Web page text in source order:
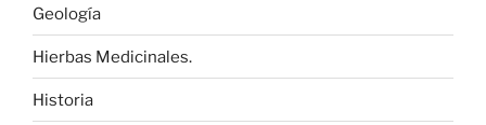
Geología
Hierbas Medicinales.
Historia